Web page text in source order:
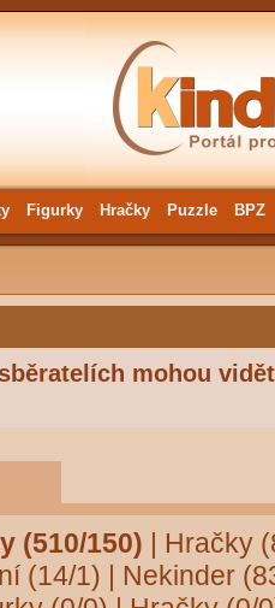
Figurky Hračky Puzzle BPZ
mohou
(510/150) | Hračky
(14/1) | Nekinder